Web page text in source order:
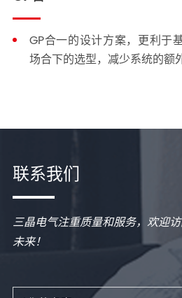
GP合一的设计方案，更利于
场合下的选型，减少系统的额
联系我们
三晶电气注重质量和服务，欢迎
未来！